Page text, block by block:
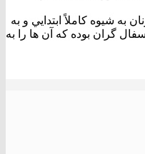
شيوه كاملاً ابتدايي و به
گران بوده كه آن ها را به